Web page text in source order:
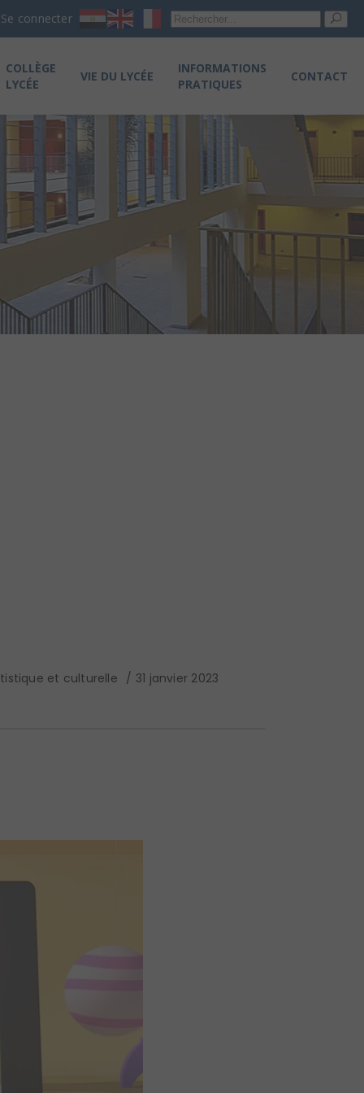
Se connecter
COLLÈGE
LYCÉE
VIE DU LYCÉE
INFORMATIONS
PRATIQUES
CONTACT
et culturelle 31 janvier 2023